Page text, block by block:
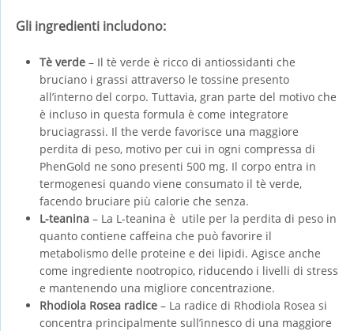
Gli ingredienti includono:
Tè verde – Il tè verde è ricco di antiossidanti che
bruciano i grassi attraverso le tossine presento
all’interno del corpo. Tuttavia, gran parte del motivo che
è incluso in questa formula è come integratore
bruciagrassi. Il the verde favorisce una maggiore
perdita di peso, motivo per cui in ogni compressa di
PhenGold ne sono presenti 500 mg. Il corpo entra in
termogenesi quando viene consumato il tè verde,
facendo bruciare più calorie che senza.
L-teanina – La L-teanina è utile per la perdita di peso in
quanto contiene caffeina che può favorire il
metabolismo delle proteine ​​e dei lipidi. Agisce anche
come ingrediente nootropico, riducendo i livelli di stress
e mantenendo una migliore concentrazione.
Rhodiola Rosea radice – La radice di Rhodiola Rosea si
concentra principalmente sull’innesco di una maggiore